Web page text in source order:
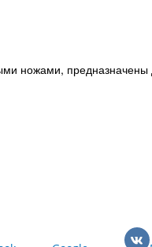
ножами, предназначены